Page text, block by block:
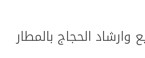
الحجاج بالمطار